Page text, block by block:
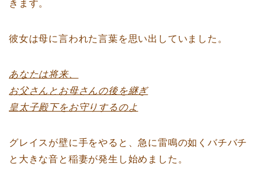
きます。
彼女は母に言われた言葉を思い出していました。
あなたは将来、
お父さんとお母さんの後を継ぎ
皇太子殿下をお守りするのよ
グレイスが壁に手をやると、急に雷鳴の如くバチバチ
と大きな音と稲妻が発生し始めました。